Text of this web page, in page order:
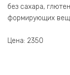
без сахара,
формирующих
Цена: 2350